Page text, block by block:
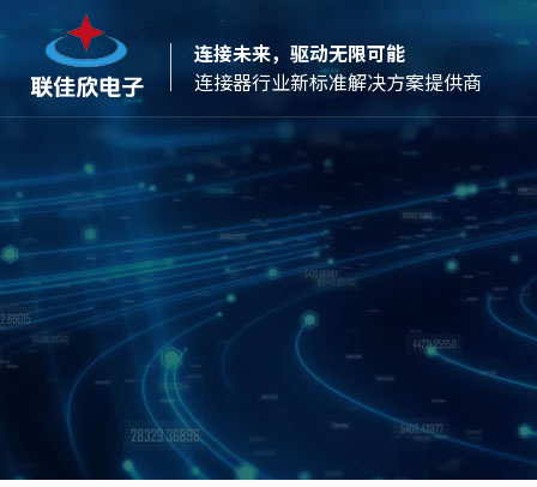
连接未来，驱动无限可能
连接器行业新标准解决方案提供商